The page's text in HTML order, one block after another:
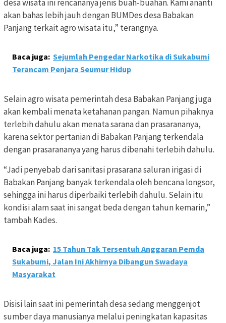
desa wisata ini rencananya jenis buah-buahan. Kami ananti
akan bahas lebih jauh dengan BUMDes desa Babakan
Panjang terkait agro wisata itu,” terangnya.
Baca juga: Sejumlah Pengedar Narkotika di Sukabumi
Terancam Penjara Seumur Hidup
Selain agro wisata pemerintah desa Babakan Panjang juga
akan kembali menata ketahanan pangan. Namun pihaknya
terlebih dahulu akan menata sarana dan prasarananya,
karena sektor pertanian di Babakan Panjang terkendala
dengan prasarananya yang harus dibenahi terlebih dahulu.
“Jadi penyebab dari sanitasi prasarana saluran irigasi di
Babakan Panjang banyak terkendala oleh bencana longsor,
sehingga ini harus diperbaiki terlebih dahulu. Selain itu
kondisi alam saat ini sangat beda dengan tahun kemarin,”
tambah Kades.
Baca juga: 15 Tahun Tak Tersentuh Anggaran Pemda
Sukabumi, Jalan Ini Akhirnya Dibangun Swadaya
Masyarakat
Disisi lain saat ini pemerintah desa sedang menggenjot
sumber daya manusianya melalui peningkatan kapasitas